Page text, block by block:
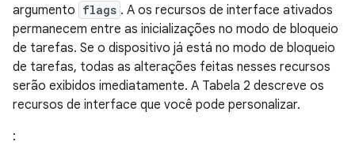
argumento flags . A os recursos de interface ativados
permanecem entre as inicializações no modo de bloqueio
de tarefas. Se o dispositivo já está no modo de bloqueio
de tarefas, todas as alterações feitas nesses recursos
serão exibidos imediatamente. A Tabela 2 descreve os
recursos de interface que você pode personalizar.
: